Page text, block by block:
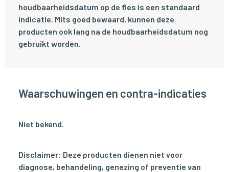
houdbaarheidsdatum op de fles is een standaard
indicatie. Mits goed bewaard, kunnen deze
producten ook lang na de houdbaarheidsdatum nog
gebruikt worden.
Waarschuwingen en contra-indicaties
Niet bekend.
Disclaimer: Deze producten dienen niet voor
diagnose, behandeling, genezing of preventie van